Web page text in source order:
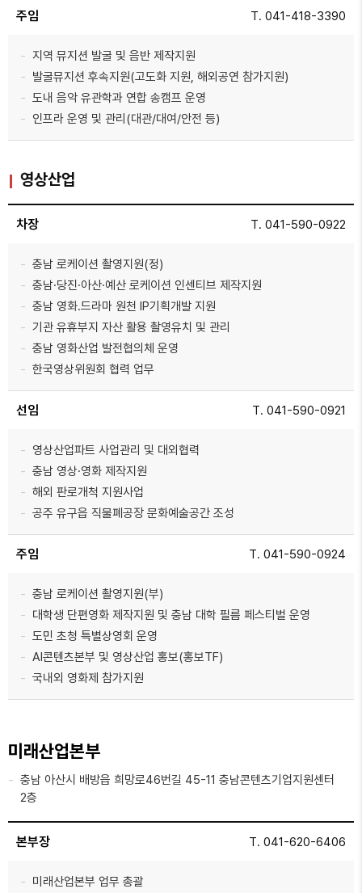
주임 T. 041-418-3390
지역 뮤지션 발굴 및 음반 제작지원
발굴뮤지션 후속지원(고도화 지원, 해외공연 참가지원)
도내 음악 유관학과 연합 송캠프 운영
인프라 운영 및 관리(대관/대여/안전 등)
영상산업
차장 T. 041-590-0922
충남 로케이션 촬영지원(정)
충남·당진·아산·예산 로케이션 인센티브 제작지원
충남 영화․드라마 원천 IP기획개발 지원
기관 유휴부지 자산 활용 촬영유치 및 관리
충남 영화산업 발전협의체 운영
한국영상위원회 협력 업무
선임 T. 041-590-0921
영상산업파트 사업관리 및 대외협력
충남 영상·영화 제작지원
해외 판로개척 지원사업
공주 유구읍 직물폐공장 문화예술공간 조성
주임 T. 041-590-0924
충남 로케이션 촬영지원(부)
대학생 단편영화 제작지원 및 충남 대학 필름 페스티벌 운영
도민 초청 특별상영회 운영
AI콘텐츠본부 및 영상산업 홍보(홍보TF)
국내외 영화제 참가지원
미래산업본부
충남 아산시 배방읍 희망로46번길 45-11 충남콘텐츠기업지원센터
2층
본부장 T. 041-620-6406
미래산업본부 업무 총괄